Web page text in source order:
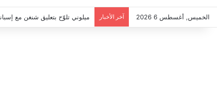
الخميس, أغسطس 6 2026 آخر الأخبار ميلوني تلوّح بتعليق شنغن مع